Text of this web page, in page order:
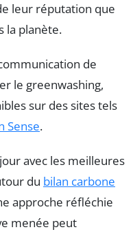
leur réputation que
la planète.
de
le greenwashing,
sur des sites tels
Sense.
avec les meilleures
du bilan carbone
approche réfléchie
menée peut